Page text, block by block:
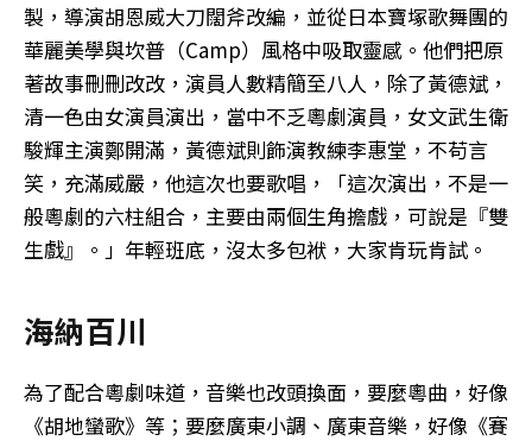
製，導演胡恩威大刀闊斧改編，並從日本寶塚歌舞團的
華麗美學與坎普（Camp）風格中吸取靈感。他們把原
著故事刪刪改改，演員人數精簡至八人，除了黃德斌，
清一色由女演員演出，當中不乏粵劇演員，女文武生衛
駿輝主演鄭開滿，黃德斌則飾演教練李惠堂，不苟言
笑，充滿威嚴，他這次也要歌唱，「這次演出，不是一
般粵劇的六柱組合，主要由兩個生角擔戲，可說是『雙
生戲』。」年輕班底，沒太多包袱，大家肯玩肯試。
海納百川
為了配合粵劇味道，音樂也改頭換面，要麼粵曲，好像
《胡地蠻歌》等；要麼廣東小調、廣東音樂，好像《賽